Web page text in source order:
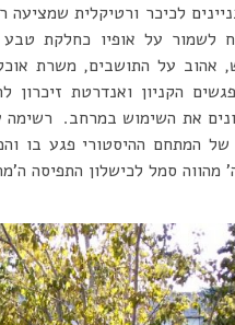
לכיכר ורטיקלית
לשמור על אופיו כחלקת טבע
אהוב על התושבים, משרת
הקניון ואנדרטת זיכרון
את השימוש במרחב. רשימה
של המתחם ההיסטורי פגע בו
מהווה סמל לכישלון התפיסה